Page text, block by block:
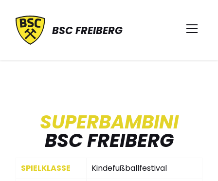
BSC FREIBERG
SUPERBAMBINI
BSC FREIBERG
SPIELKLASSE Kindefußballfestival